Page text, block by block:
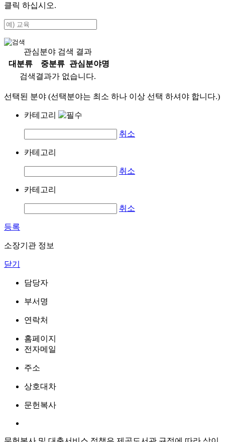
클릭 하십시오.
관심분야 검색 결과
대분류
중분류
관심분야명
검색결과가 없습니다.
선택된 분야 (선택분야는 최소 하나 이상 선택 하셔야 합니다.)
카테고리
취소
카테고리
취소
카테고리
취소
등록
소장기관 정보
닫기
담당자
부서명
연락처
홈페이지
전자메일
주소
상호대차
문헌복사